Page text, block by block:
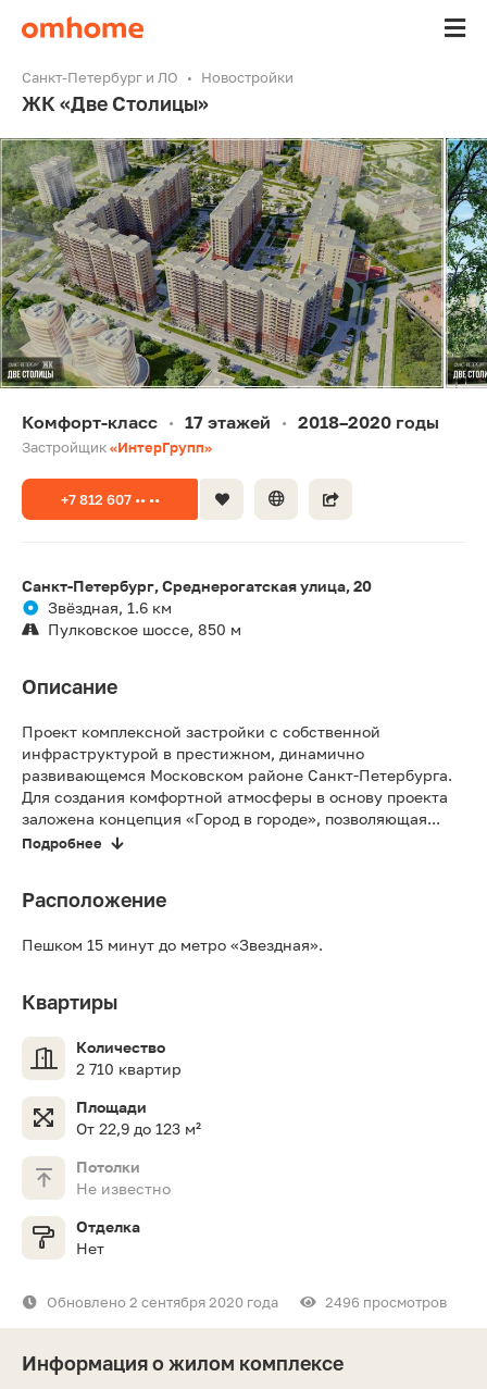
Санкт-Петербург и ЛО Новостройки
ЖК «Две Столицы»
Комфорт-класс • 17 этажей • 2018–2020 годы
Застройщик«ИнтерГрупп»
+7 812 607 •• ••
Санкт-Петербург, Среднерогатская улица, 20
Звёздная, 1.6 км
Пулковское шоссе, 850 м
Описание
Проект комплексной застройки с собственной
инфраструктурой в престижном, динамично
развивающемся Московском районе Санкт-Петербурга.
Для создания комфортной атмосферы в основу проекта
заложена концепция «Город в городе», позволяющая...
Подробнее
Расположение
Пешком 15 минут до метро «Звездная».
Квартиры
Количество
2 710 квартир
Площади
От 22,9 до 123 м²
Потолки
Не известно
Отделка
Нет
Обновлено 2 сентября 2020 года 2496 просмотров
Информация о жилом комплексе